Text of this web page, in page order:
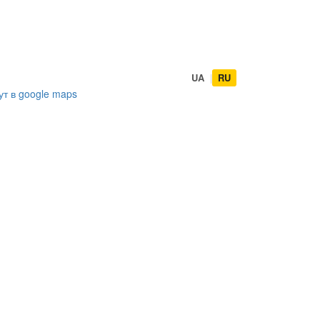
в google maps
UA | RU